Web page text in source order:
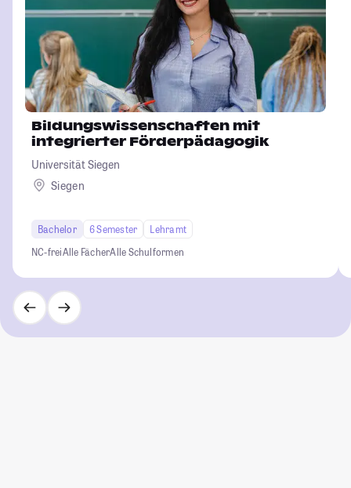
Bildungswissenschaften mit
integrierter Förderpädagogik
Universität Siegen
Siegen
Bachelor 6 Semester
Lehramt
NC-freiAlle FächerAlle Schulformen